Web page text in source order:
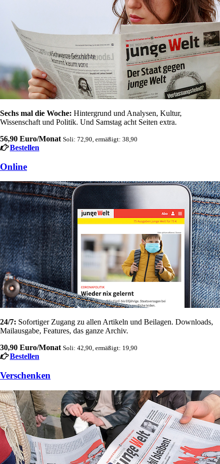
Sechs mal die Woche: Hintergrund und Analysen, Kultur,
Wissenschaft und Politik. Und Samstag acht Seiten extra.
56,90 Euro/Monat Soli: 72,90, ermäßigt: 38,90
Bestellen
Online
24/7: Sofortiger Zugang zu allen Artikeln und Beilagen. Downloads,
Mailausgabe, Features, das ganze Archiv.
30,90 Euro/Monat Soli: 42,90, ermäßigt: 19,90
Bestellen
Verschenken